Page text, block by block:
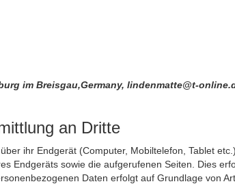
im Breisgau,Germany, lindenmatte@t-
an Dritte
ihr Endgerät (Computer, Mobiltelefon, Tablet
Endgeräts sowie die aufgerufenen Seiten. Dies
Daten erfolgt auf Grundlage von